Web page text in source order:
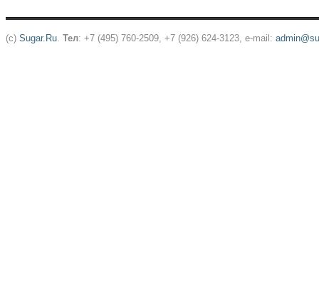
(c) Sugar.Ru. Тел: +7 (495) 760-2509, +7 (926) 624-3123, e-mail: